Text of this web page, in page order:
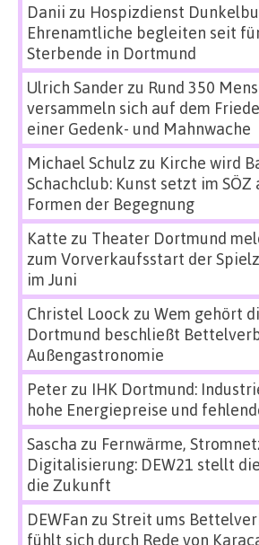
Danii zu Hospizdienst
Ehrenamtliche begleiten seit
Sterbende in Dortmund
Ulrich Sanderzu Rund 350
versammeln sich auf dem
einer Gedenk- und Mahnwache
Michael Schulz zu Kirche wird
Schachclub: Kunst setzt im SÖZ
Formen der Begegnung
Katte zu Theater Dortmund
zum Vorverkaufsstart der
im Juni
Christel Loock zu Wem gehört
Dortmund beschließt
Außengastronomie
Peterzu IHK Dortmund:
hohe Energiepreise und
Sascha zu Fernwärme,
Digitalisierung: DEW21 stellt
die Zukunft
DEWFan zu Streit ums
fühlt sich durch Rede von